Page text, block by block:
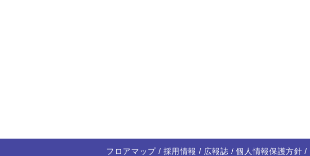
フロアマップ 採用情報 広報誌 個人情報保護方針